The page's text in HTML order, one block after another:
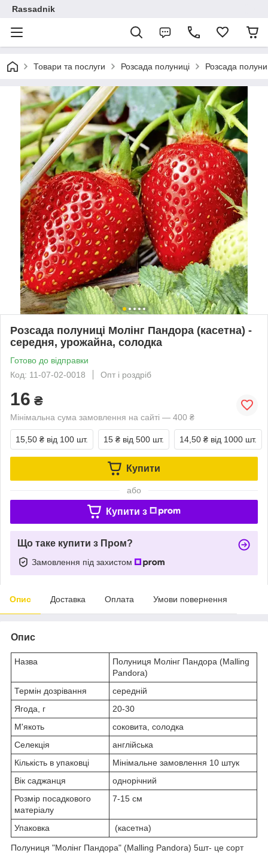
Rassadnik
Товари та послуги Розсада полуниці Розсада
Розсада полуниці Молінг Пандора (касетна) -
середня, урожайна, солодка
Готово до відправки
Код: 11-07-02-0018
Опт і роздріб
16 ₴
Мінімальна сума замовлення на сайті — 400 ₴
15,50 ₴ від 100 шт. 15 ₴ від 500 шт. 14,50 ₴ від 1000 шт.
Купити
або
Купити з
Що таке купити з Пром?
Замовлення під захистом
Опис Доставка Оплата Умови повернення
Опис
Назва
Полуниця Молінг Пандора (Malling
Pandora)
Термін дозрівання
середній
Ягода, г
20-30
М'якоть
соковита, солодка
Селекція
англійська
Кількість в упаковці
Мінімальне замовлення 10 штук
Вік саджанця
однорічний
Розмір посадкового
матеріалу
7-15 см
Упаковка (касетна)
Полуниця "Молінг Пандора" (Malling Pandora) 5шт- це сорт